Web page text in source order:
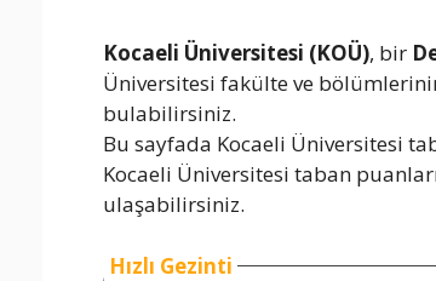
Kocaeli Üniversitesi (KOÜ), bir
Üniversitesi fakülte ve
bulabilirsiniz.
Bu sayfada Kocaeli Üniversitesi
Kocaeli Üniversitesi taban
ulaşabilirsiniz.
Hızlı Gezinti